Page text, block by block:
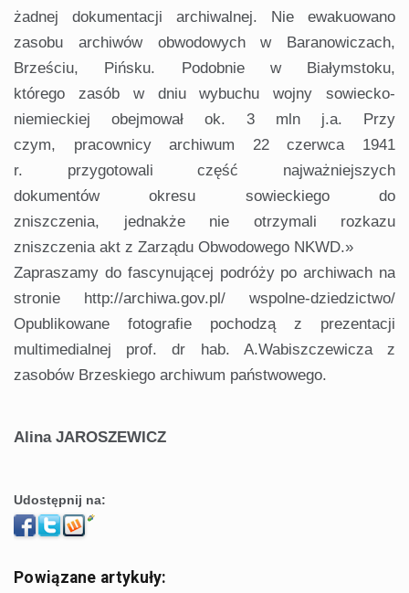
żadnej dokumentacji archiwalnej. Nie ewakuowano
zasobu archiwów obwodowych w Baranowiczach,
Brześciu, Pińsku. Podobnie w Białymstoku,
którego zasób w dniu wybuchu wojny sowiecko-
niemieckiej obejmował ok. 3 mln j.a. Przy
czym, pracownicy archiwum 22 czerwca 1941
r. przygotowali część najważniejszych
dokumentów okresu sowieckiego do
zniszczenia, jednakże nie otrzymali rozkazu
zniszczenia akt z Zarządu Obwodowego NKWD.»
Zapraszamy do fascynującej podróży po archiwach na
stronie http://archiwa.gov.pl/ wspolne-dziedzictwo/
Opublikowane fotografie pochodzą z prezentacji
multimedialnej prof. dr hab. A.Wabiszczewicza z
zasobów Brzeskiego archiwum państwowego.
Alina JAROSZEWICZ
Udostępnij na:
Powiązane artykuły: